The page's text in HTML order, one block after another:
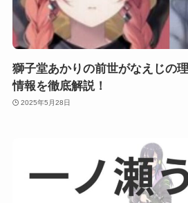
獅子堂あかりの前世がなえじの
情報を徹底解説！
2025年5月28日